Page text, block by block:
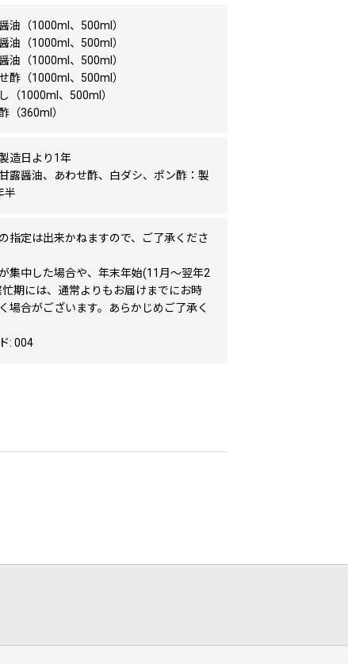
油（1000ml、500ml）
油（1000ml、500ml）
油（1000ml、500ml）
酢（1000ml、500ml）
（1000ml、500ml）
（360ml）
造日より1年
露醤油、あわせ酢、白ダシ、ポン酢：製
半
指定は出来かねますので、ご了承くださ
集中した場合や、年末年始(11月～翌年2
期には、通常よりもお届けまでにお時
場合がございます。あらかじめご了承く
: 004